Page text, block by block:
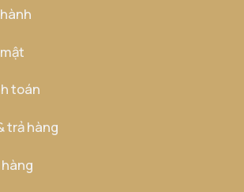
toán
trả hàng